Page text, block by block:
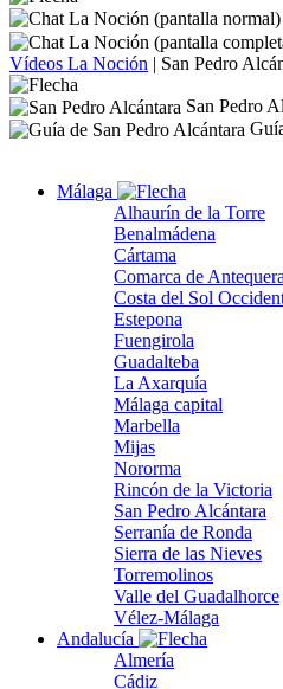
Vídeos La Noción | San Pedro
San Pedro
Málaga
Alhaurín de la Torre
Benalmádena
Cártama
Comarca de Antequera
Costa del Sol
Estepona
Fuengirola
Guadalteba
La Axarquía
Málaga capital
Marbella
Mijas
Nororma
Rincón de la Victoria
San Pedro Alcántara
Serranía de Ronda
Sierra de las Nieves
Torremolinos
Valle del Guadalhorce
Vélez-Málaga
Andalucía
Almería
Cádiz